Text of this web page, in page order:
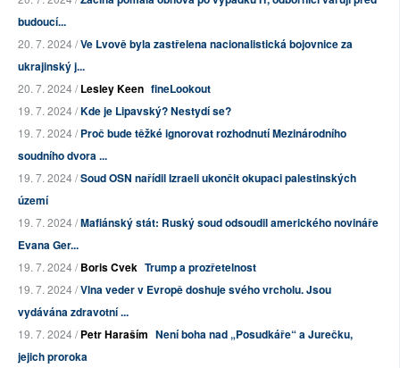
budoucí...
20. 7. 2024 /Ve Lvově byla zastřelena nacionalistická bojovnice za
ukrajinský j...
20. 7. 2024 /Lesley Keen fineLookout
19. 7. 2024 /Kde je Lipavský? Nestydí se?
19. 7. 2024 /Proč bude těžké ignorovat rozhodnutí Mezinárodního
soudního dvora ...
19. 7. 2024 /Soud OSN nařídil Izraeli ukončit okupaci palestinských
území
19. 7. 2024 /Mafiánský stát: Ruský soud odsoudil amerického novináře
Evana Ger...
19. 7. 2024 /Boris Cvek Trump a prozřetelnost
19. 7. 2024 /Vlna veder v Evropě doshuje svého vrcholu. Jsou
vydávána zdravotní ...
19. 7. 2024 /Petr Haraším Není boha nad „Posudkáře“ a Jurečku,
jejich proroka